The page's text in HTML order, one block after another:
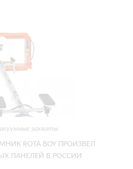
захваты
ROTA BOY ПРОИЗВЕЛ
ПАНЕЛЕЙ В РОССИИ